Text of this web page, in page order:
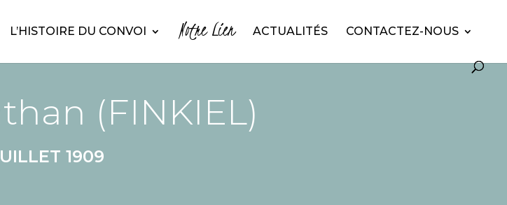
L’HISTOIRE DU CONVOI Notre Lien ACTUALITÉS CONTACTEZ-NOUS
(FINKIEL)
1909